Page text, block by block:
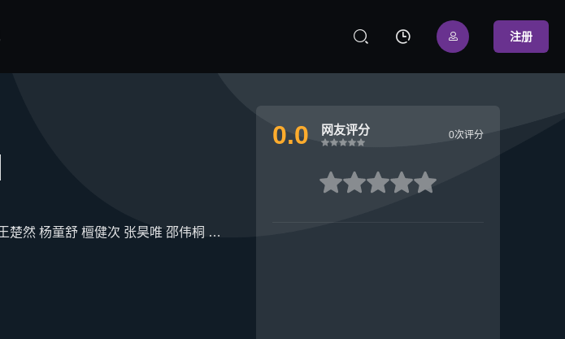
   注册
楚然 杨童舒 檀健次 张昊唯 邵伟桐 叶晞月
0.0 网友评分
很差较差还行
推荐
力荐
0次评分
较差还行推荐力荐